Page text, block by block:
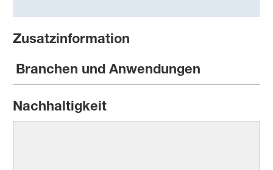
Zusatzinformation
Branchen und Anwendungen
Nachhaltigkeit